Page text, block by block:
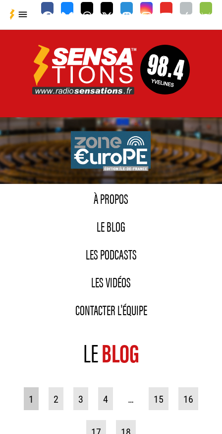

À PROPOS
LE BLOG
LES PODCASTS
LES VIDÉOS
CONTACTER L'ÉQUIPE
LEBLOG
1 2 3 4 … 15 16